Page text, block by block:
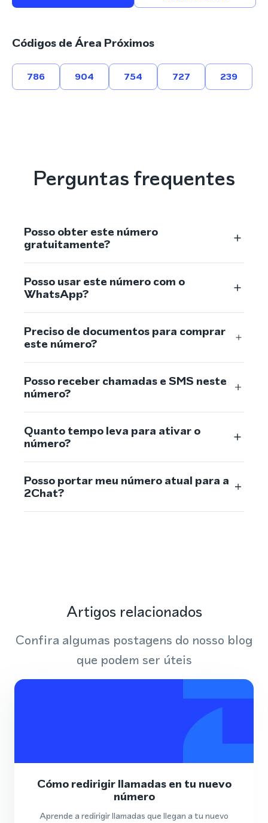
Códigos de Área Próximos
786 904 754 727 239
Perguntas frequentes
Posso obter este número
gratuitamente?
Posso usar este número com o
WhatsApp?
Preciso de documentos para comprar
este número?
Posso receber chamadas e SMS neste
número?
Quanto tempo leva para ativar o
número?
Posso portar meu número atual para a
2Chat?
Artigos relacionados
Confira algumas postagens do nosso blog
que podem ser úteis
Cómo redirigir llamadas en tu nuevo
número
Aprende a redirigir llamadas que llegan a tu nuevo